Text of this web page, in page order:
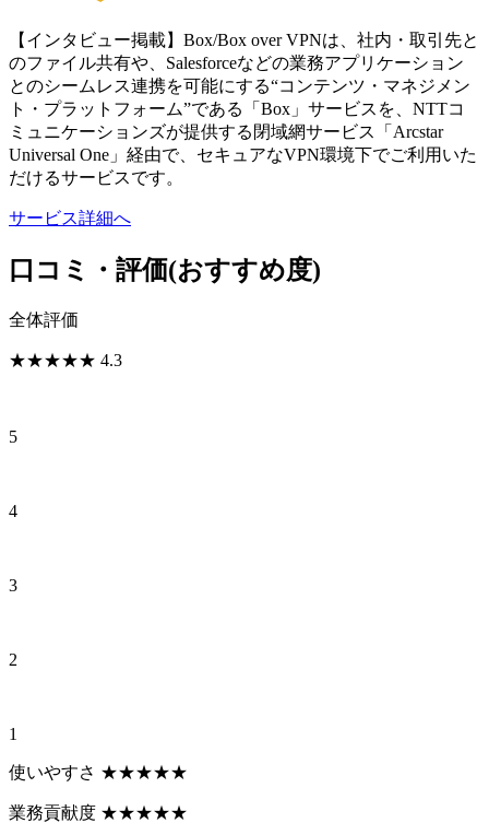
【インタビュー掲載】Box/Box over VPNは、社内・取引先と
のファイル共有や、Salesforceなどの業務アプリケーション
とのシームレス連携を可能にする“コンテンツ・マネジメン
ト・プラットフォーム”である「Box」サービスを、NTTコ
ミュニケーションズが提供する閉域網サービス「Arcstar
Universal One」経由で、セキュアなVPN環境下でご利用いた
だけるサービスです。
サービス詳細へ
口コミ・評価(おすすめ度)
全体評価
★★★★★ 4.3
5
4
3
2
1
使いやすさ ★★★★★
業務貢献度 ★★★★★